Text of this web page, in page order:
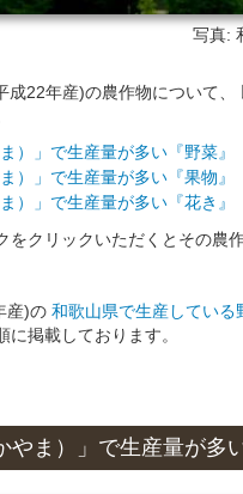
写真:
成22年産)の農作物について
）」で生産量が多い『野菜』
）」で生産量が多い『果物』
）」で生産量が多い『花き』
をクリックいただくとその農
産)の 和歌山県で生産してい
掲載しております。
やま）」で生産量が多